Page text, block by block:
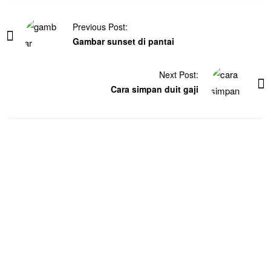
Previous Post:
Gambar sunset di pantai
Next Post:
Cara simpan duit gaji